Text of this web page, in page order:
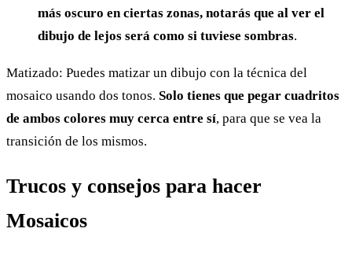
más oscuro en ciertas zonas, notarás que al ver el
dibujo de lejos será como si tuviese sombras.
Matizado: Puedes matizar un dibujo con la técnica del
mosaico usando dos tonos. Solo tienes que pegar cuadritos
de ambos colores muy cerca entre sí, para que se vea la
transición de los mismos.
Trucos y consejos para hacer
Mosaicos